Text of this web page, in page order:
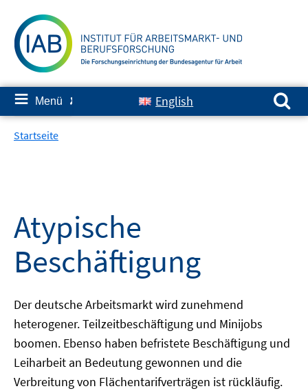
zum
Inhalt
≡ Menü ✘ English
Suchen nach:
Startseite
Atypische
Beschäftigung
Der deutsche Arbeitsmarkt wird zunehmend
heterogener. Teilzeitbeschäftigung und Minijobs
boomen. Ebenso haben befristete Beschäftigung und
Leiharbeit an Bedeutung gewonnen und die
Verbreitung von Flächentarifverträgen ist rückläufig.